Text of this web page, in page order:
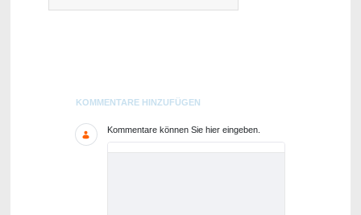
Blogs
KOMMENTARE HINZUFÜGEN
Kommentare können Sie hier eingeben.